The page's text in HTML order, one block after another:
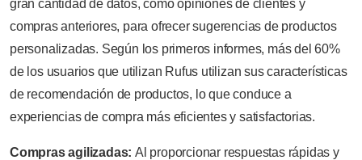
gran cantidad de datos, como opiniones de clientes y
compras anteriores, para ofrecer sugerencias de productos
personalizadas. Según los primeros informes, más del 60%
de los usuarios que utilizan Rufus utilizan sus características
de recomendación de productos, lo que conduce a
experiencias de compra más eficientes y satisfactorias.
Compras agilizadas: Al proporcionar respuestas rápidas y